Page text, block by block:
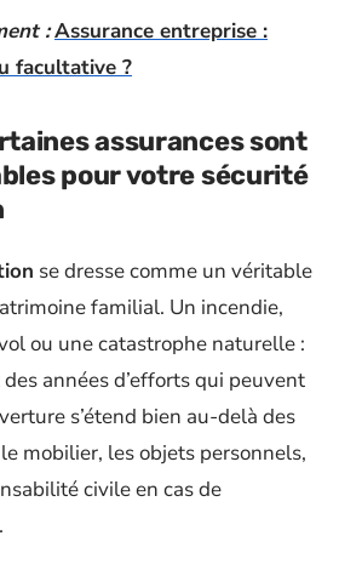
:Assurance entreprise :
facultative ?
assurances sont
pour votre sécurité
se dresse comme un véritable
familial. Un incendie,
ou une catastrophe naturelle :
années d’efforts qui peuvent
s’étend bien au-delà des
mobilier, les objets personnels,
civile en cas de